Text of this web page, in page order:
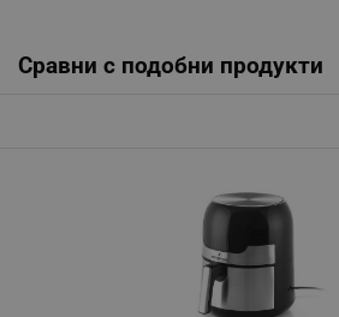
Сравни с подобни продукти